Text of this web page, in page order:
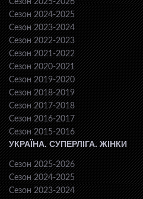
Сезон 2025-2026
Сезон 2024-2025
Сезон 2023-2024
Сезон 2022-2023
Сезон 2021-2022
Сезон 2020-2021
Сезон 2019-2020
Сезон 2018-2019
Сезон 2017-2018
Сезон 2016-2017
Сезон 2015-2016
УКРАЇНА. СУПЕРЛІГА. ЖІНКИ
Сезон 2025-2026
Сезон 2024-2025
Сезон 2023-2024